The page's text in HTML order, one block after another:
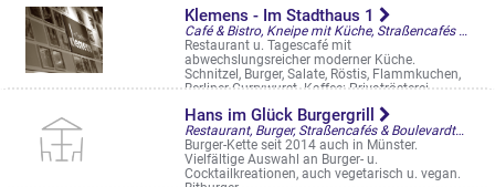
Klemens - Im Stadthaus 1
Café & Bistro, Kneipe mit Küche, Straßencafés & Boulevardterrassen
Restaurant u. Tagescafé mit
abwechslungsreicher moderner Küche.
Schnitzel, Burger, Salate, Röstis, Flammkuchen,
Berliner Currywurst. Kaffee: Privatrösterei
Klemensstr. 10
Hans im Glück Burgergrill
Restaurant, Burger, Straßencafés & Boulevardterrassen
Burger-Kette seit 2014 auch in Münster.
Vielfältige Auswahl an Burger- u.
Cocktailkreationen, auch vegetarisch u. vegan.